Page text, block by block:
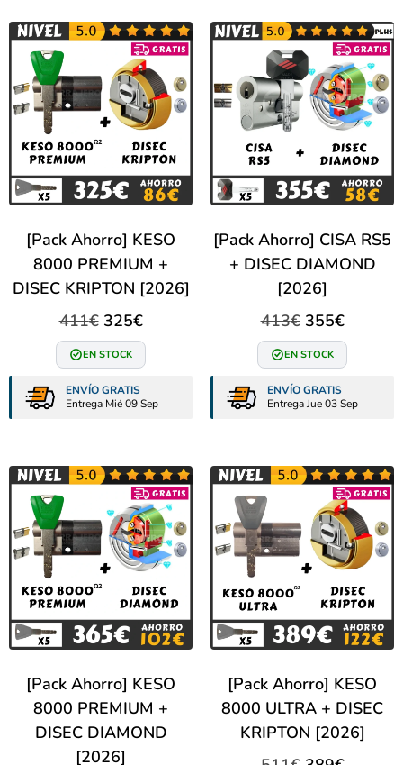
[Pack Ahorro] KESO
8000 PREMIUM +
DISEC KRIPTON [2026]
411€ 325€
EN STOCK
ENVÍO GRATIS
Entrega Mié 09 Sep
[Pack Ahorro] CISA RS5
+ DISEC DIAMOND
[2026]
413€ 355€
EN STOCK
ENVÍO GRATIS
Entrega Jue 03 Sep
[Pack Ahorro] KESO
8000 PREMIUM +
DISEC DIAMOND
[2026]
[Pack Ahorro] KESO
8000 ULTRA + DISEC
KRIPTON [2026]